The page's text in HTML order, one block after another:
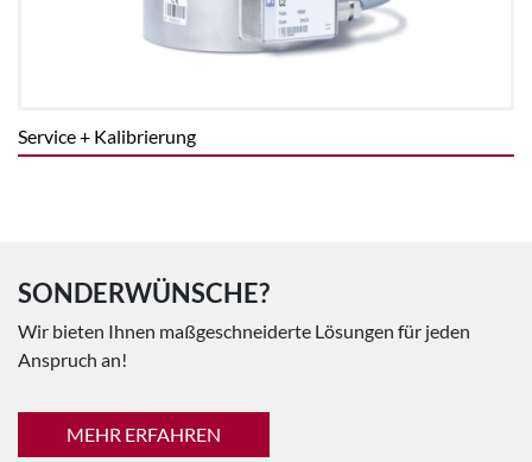
Service + Kalibrierung
SONDERWÜNSCHE?
Wir bieten Ihnen maßgeschneiderte Lösungen für jeden
Anspruch an!
MEHR ERFAHREN